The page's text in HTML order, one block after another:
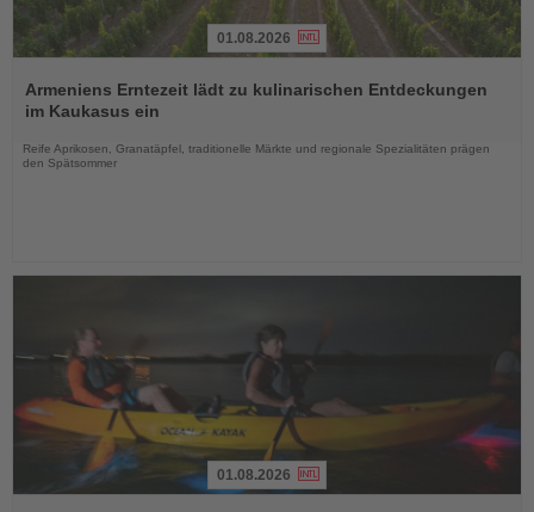
Sie
die
01.08.2026
Armeniens Erntezeit lädt zu kulinarischen Entdeckungen
im Kaukasus ein
Reife Aprikosen, Granatäpfel, traditionelle Märkte und regionale Spezialitäten prägen
den Spätsommer
01.08.2026